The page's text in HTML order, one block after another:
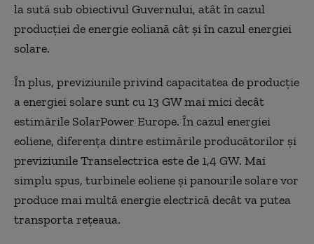
la sută sub obiectivul Guvernului, atât în cazul
producției de energie eoliană cât și în cazul energiei
solare.
În plus, previziunile privind capacitatea de producție
a energiei solare sunt cu 13 GW mai mici decât
estimările SolarPower Europe. În cazul energiei
eoliene, diferența dintre estimările producătorilor și
previziunile Transelectrica este de 1,4 GW. Mai
simplu spus, turbinele eoliene și panourile solare vor
produce mai multă energie electrică decât va putea
transporta rețeaua.